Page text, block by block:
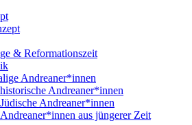
& Reformationszeit
Andreaner*innen
historische Andreaner*innen
Jüdische Andreaner*innen
Andreaner*innen aus jüngerer Zeit